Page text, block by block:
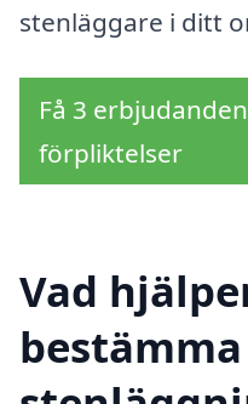
stenläggare i ditt
Få 3
förpliktelser
Vad